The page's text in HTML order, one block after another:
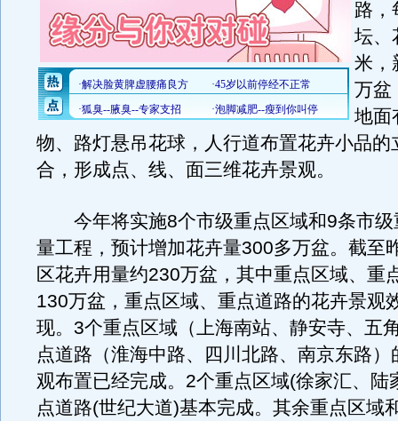
路，
坛、
米，
万盆
地面
物、路灯悬吊花球，人行道布置花卉小品的
合，形成点、线、面三维花卉景观。
今年将实施8个市级重点区域和9条市级
量工程，预计增加花卉量300多万盆。截至
区花卉用量约230万盆，其中重点区域、重
130万盆，重点区域、重点道路的花卉景观
现。3个重点区域（上海南站、静安寺、五
点道路（淮海中路、四川北路、南京东路）
观布置已经完成。2个重点区域(徐家汇、陆
点道路(世纪大道)基本完成。其余重点区域